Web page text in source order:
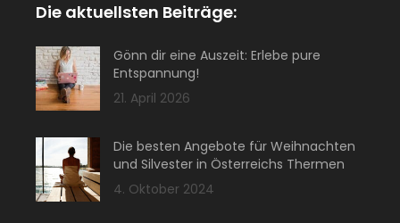
Die aktuellsten Beiträge:
Gönn dir eine Auszeit: Erlebe pure
Entspannung!
21. April 2026
Die besten Angebote für Weihnachten
und Silvester in Österreichs Thermen
4. Oktober 2024